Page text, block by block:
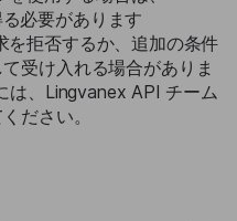
必要があります
拒否するか、追加の条件
受け入れる場合がありま
は、Lingvanex API チーム
ださい。